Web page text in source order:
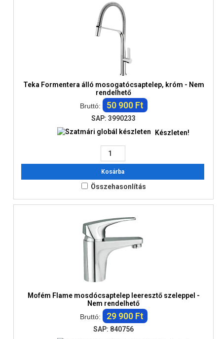
Teka Formentera álló mosogatócsaptelep, króm - Nem
rendelhető
Bruttó:
50 900 Ft
SAP: 3990233
Készleten!
Kosárba
Összehasonlítás
Mofém Flame mosdócsaptelep leeresztő szeleppel -
Nem rendelhető
Bruttó:
29 900 Ft
SAP: 840756